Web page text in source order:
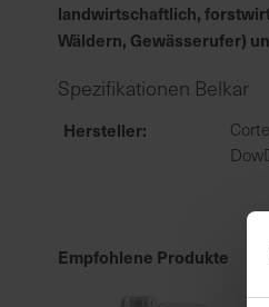
landwirtschaftlich,
Wäldern, Gewässerufer)
Spezifikationen Belkar
Hersteller
Empfohlene Produkte